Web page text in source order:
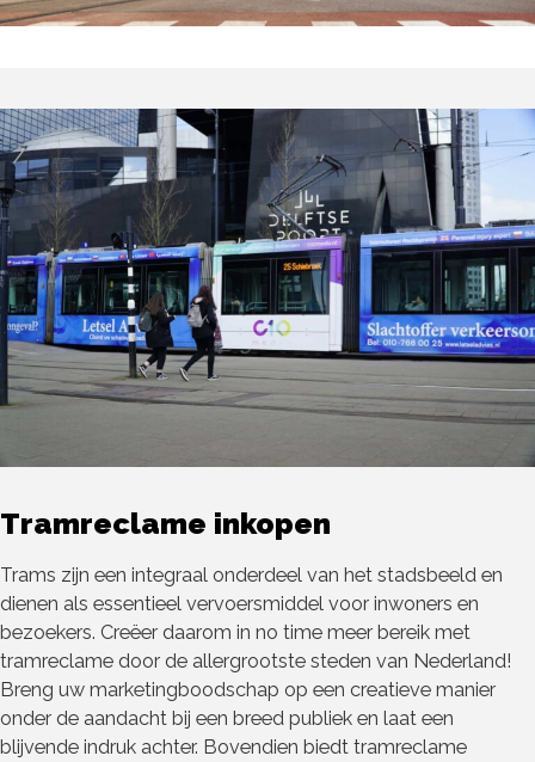
Tramreclame inkopen
Trams zijn een integraal onderdeel van het stadsbeeld en
dienen als essentieel vervoersmiddel voor inwoners en
bezoekers. Creëer daarom in no time meer bereik met
tramreclame door de allergrootste steden van Nederland!
Breng uw marketingboodschap op een creatieve manier
onder de aandacht bij een breed publiek en laat een
blijvende indruk achter. Bovendien biedt tramreclame